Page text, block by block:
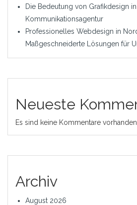
Die Bedeutung von Grafikdesign
Kommunikationsagentur
Professionelles Webdesign in
Maßgeschneiderte Lösungen für
Neueste
Es sind keine Kommentare vorhanden.
Archiv
August 2026